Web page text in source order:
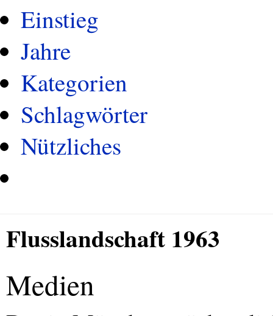
Einstieg
Jahre
Kategorien
Schlagwörter
Nützliches
Flusslandschaft 1963
Medien